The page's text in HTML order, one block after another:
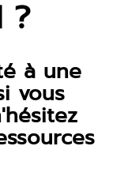
?
à une
vous